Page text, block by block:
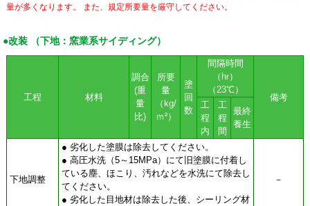
量が多くなります。 また、規定所要量を厳守してください。
●改装 （下地：窯業系サイディング）
工程 材料
調合
(重
量
比)
所要
量
（kg/
ｍ²）
塗
回
数
間隔時間
（hr）
（23℃）
備考
工
程
内
工
程
間
最終
養生
下地調整
● 劣化した塗膜は除去してください。
● 高圧水洗（5～15MPa）にて旧塗膜に付着し
ている塵、ほこり、汚れなどを水洗にて除去し
てください。
● 劣化した目地材は除去した後、シーリング材
－